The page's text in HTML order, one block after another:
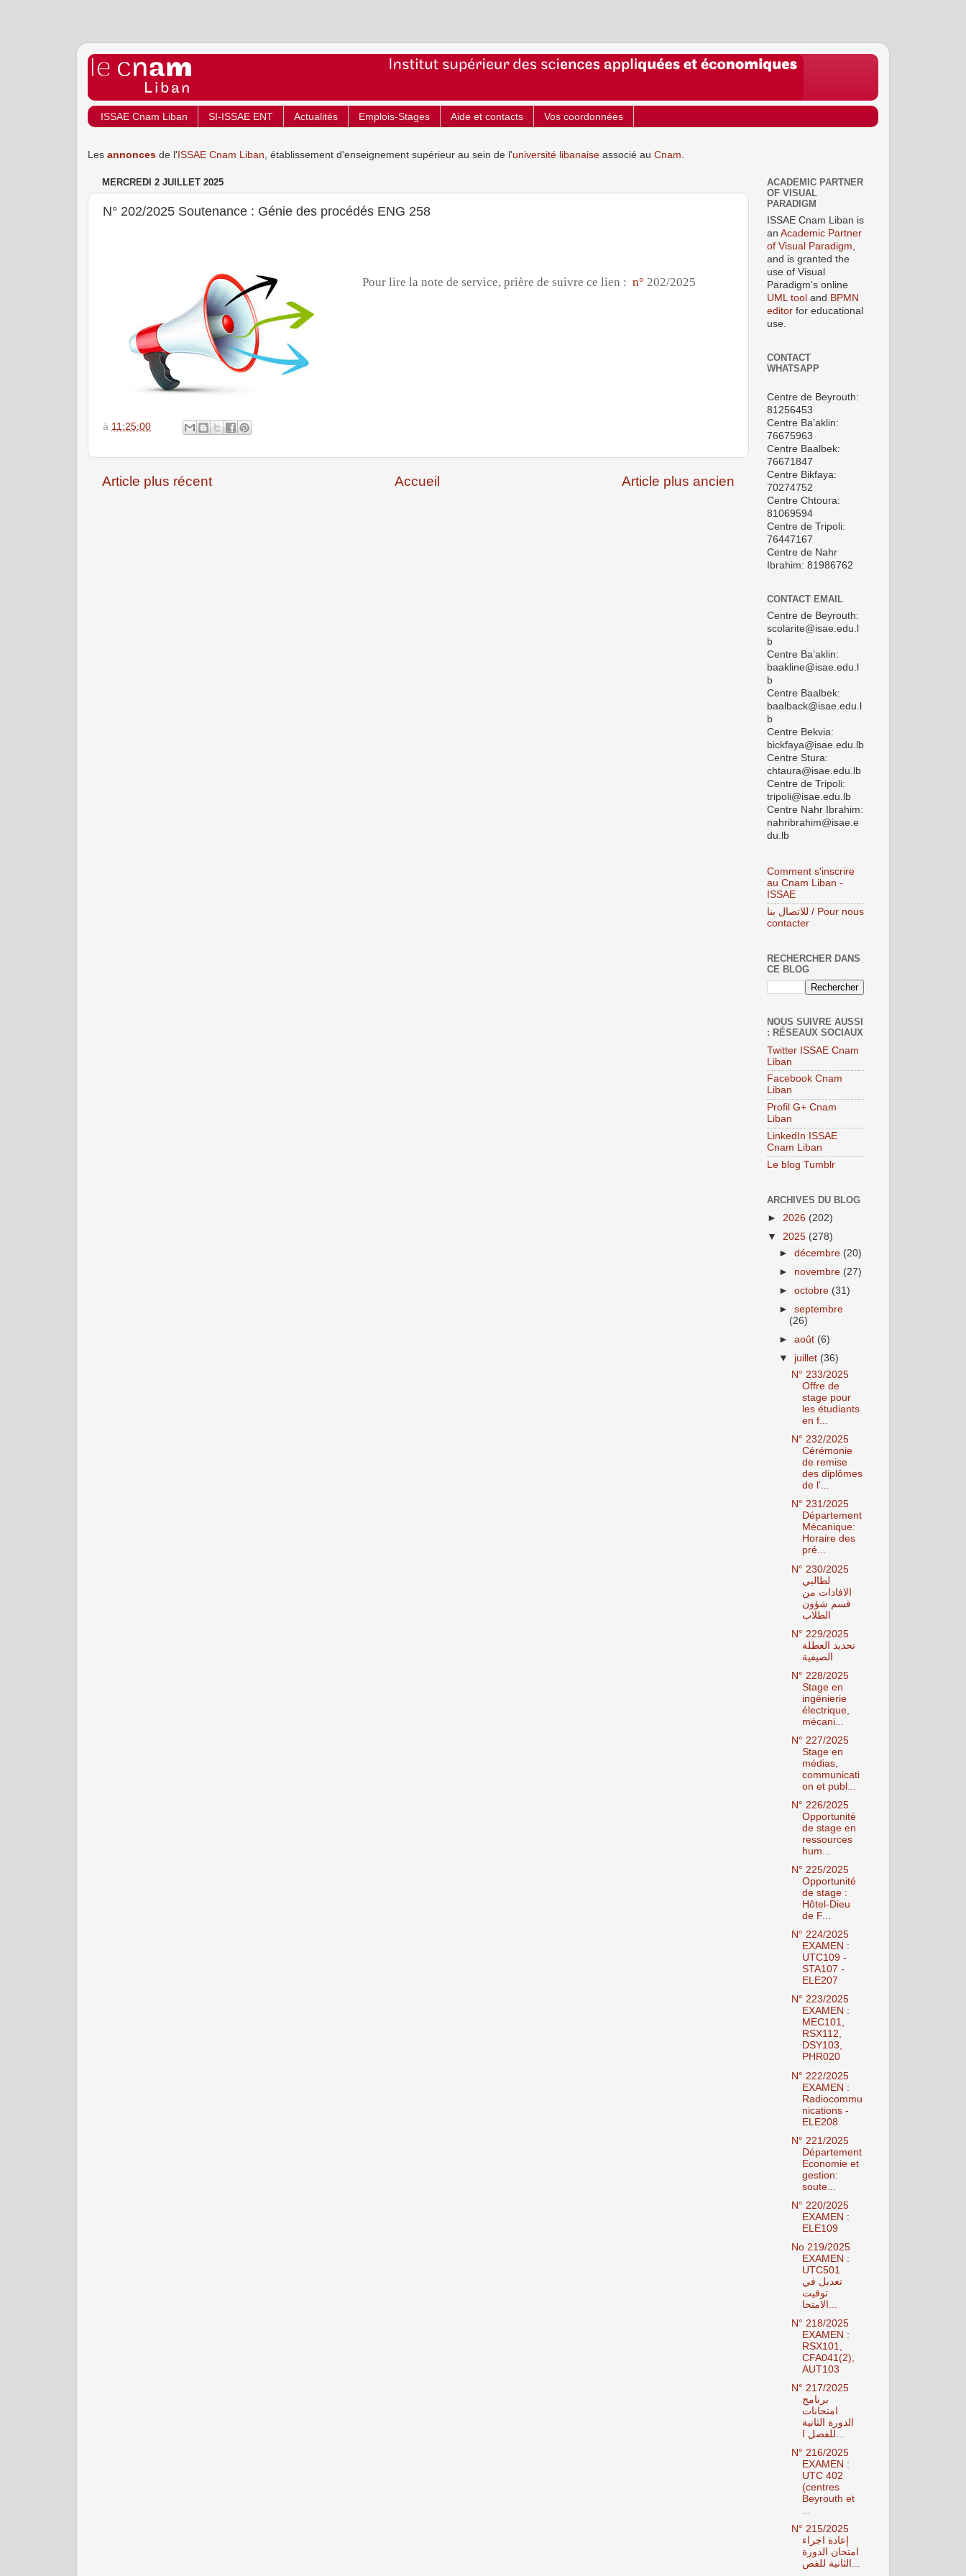
ISSAE Cnam Liban SI-ISSAE ENT Actualités Emplois-Stages Aide et contacts Vos coordonnées
Les annonces de l' ISSAE Cnam Liban , établissement d'enseignement supérieur au sein de l'université libanaise associé au Cnam
MERCREDI 2 JUILLET 2025
N° 202/2025 Soutenance : Génie des procédés ENG 258
Pour lire la note de service, prière de suivre ce lien : n°202/2025
à 11:25:00
Article plus récent Article plus ancien
Accueil
ACADEMIC PARTNER
OF VISUAL
PARADIGM
ISSAE Cnam Liban is
an Academic Partner
of Visual Paradigm
and is granted the
use of Visual
Paradigm's online
UML tool and BPMN
editor for educational
use.
CONTACT
WHATSAPP
Centre de Beyrouth:
81256453
Centre Ba’aklin:
76675963
Centre Baalbek:
76671847
Centre Bikfaya:
70274752
Centre Chtoura:
81069594
Centre de Tripoli:
76447167
Centre de Nahr
Ibrahim: 81986762
CONTACT EMAIL
Centre de Beyrouth:
scolarite@isae.edu.l
b
Centre Ba’aklin:
baakline@isae.edu.l
b
Centre Baalbek:
baalback@isae.edu.l
b
Centre Bekvia:
bickfaya@isae.edu.lb
Centre Stura:
chtaura@isae.edu.lb
Centre de Tripoli:
tripoli@isae.edu.lb
Centre Nahr Ibrahim:
nahribrahim@isae.e
du.lb
Comment s'inscrire
au Cnam Liban -
ISSAE
للاتصال بنا / Pour nous
contacter
RECHERCHER DANS
CE BLOG
NOUS SUIVRE AUSSI
: RÉSEAUX SOCIAUX
Twitter ISSAE Cnam
Liban
Facebook Cnam
Liban
Profil G+ Cnam
Liban
LinkedIn ISSAE
Cnam Liban
Le blog Tumblr
ARCHIVES DU BLOG
► 2026 (202)
▼ 2025 (278)
►décembre (20)
► novembre (27)
►octobre (31)
►septembre
(26)
►août (6)
▼ juillet (36)
N° 233/2025
Offre de
stage pour
les étudiants
en f...
N° 232/2025
Cérémonie
de remise
des diplômes
de l’...
N° 231/2025
Département
Mécanique:
Horaire des
pré...
N° 230/2025
لطالبي
الافادات من
قسم شؤون
الطلاب
N° 229/2025
تحديد العطلة
الصيفية
N° 228/2025
Stage en
ingénierie
électrique,
mécani...
N° 227/2025
Stage en
médias,
communicati
on et publ...
N° 226/2025
Opportunité
de stage en
ressources
hum...
N° 225/2025
Opportunité
de stage :
Hôtel-Dieu
de F...
N° 224/2025
EXAMEN :
UTC109 -
STA107 -
ELE207
N° 223/2025
EXAMEN :
MEC101,
RSX112,
DSY103,
PHR020
N° 222/2025
EXAMEN :
Radiocommu
nications -
ELE208
N° 221/2025
Département
Economie et
gestion:
soute...
N° 220/2025
EXAMEN :
ELE109
No 219/2025
EXAMEN :
UTC501
تعديل في
توقيت
N° 218/2025
EXAMEN :
RSX101,
CFA041(2),
AUT103
N° 217/2025
برنامج
امتحانات
الدورة الثانية
للفصل ا...
N° 216/2025
EXAMEN :
UTC 402
(centres
Beyrouth et
...
N° 215/2025
إعادة اجراء
امتحان الدورة
الثانية للفص...